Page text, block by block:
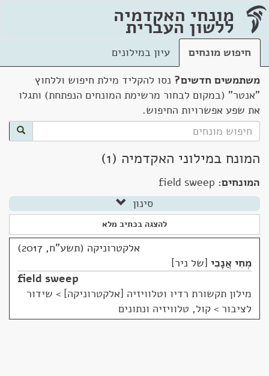
מונחי האקדמיה
ללשון העברית
חיפוש מונחים
עיון במילונים
משתמשים חדשים? נסו להקליד מילת חיפוש וללחוץ
"אנטר" (במקום לבחור מרשימת המונחים הנפתחת) ותגלו
את שפע אפשרויות החיפוש.
המונח במילוני האקדמיה (1)
המונחים: field sweep
סינון
להצגה בכתיב מלא
אלקטרוניקה (תשע"ח, 2017)
מְחִי אֲנָכִי של ניר
field sweep
מילון תקשורת רדיו וטלוויזיה [אלקטרוניקה] > שידור
לציבור > קול, טלוויזיה ונתונים